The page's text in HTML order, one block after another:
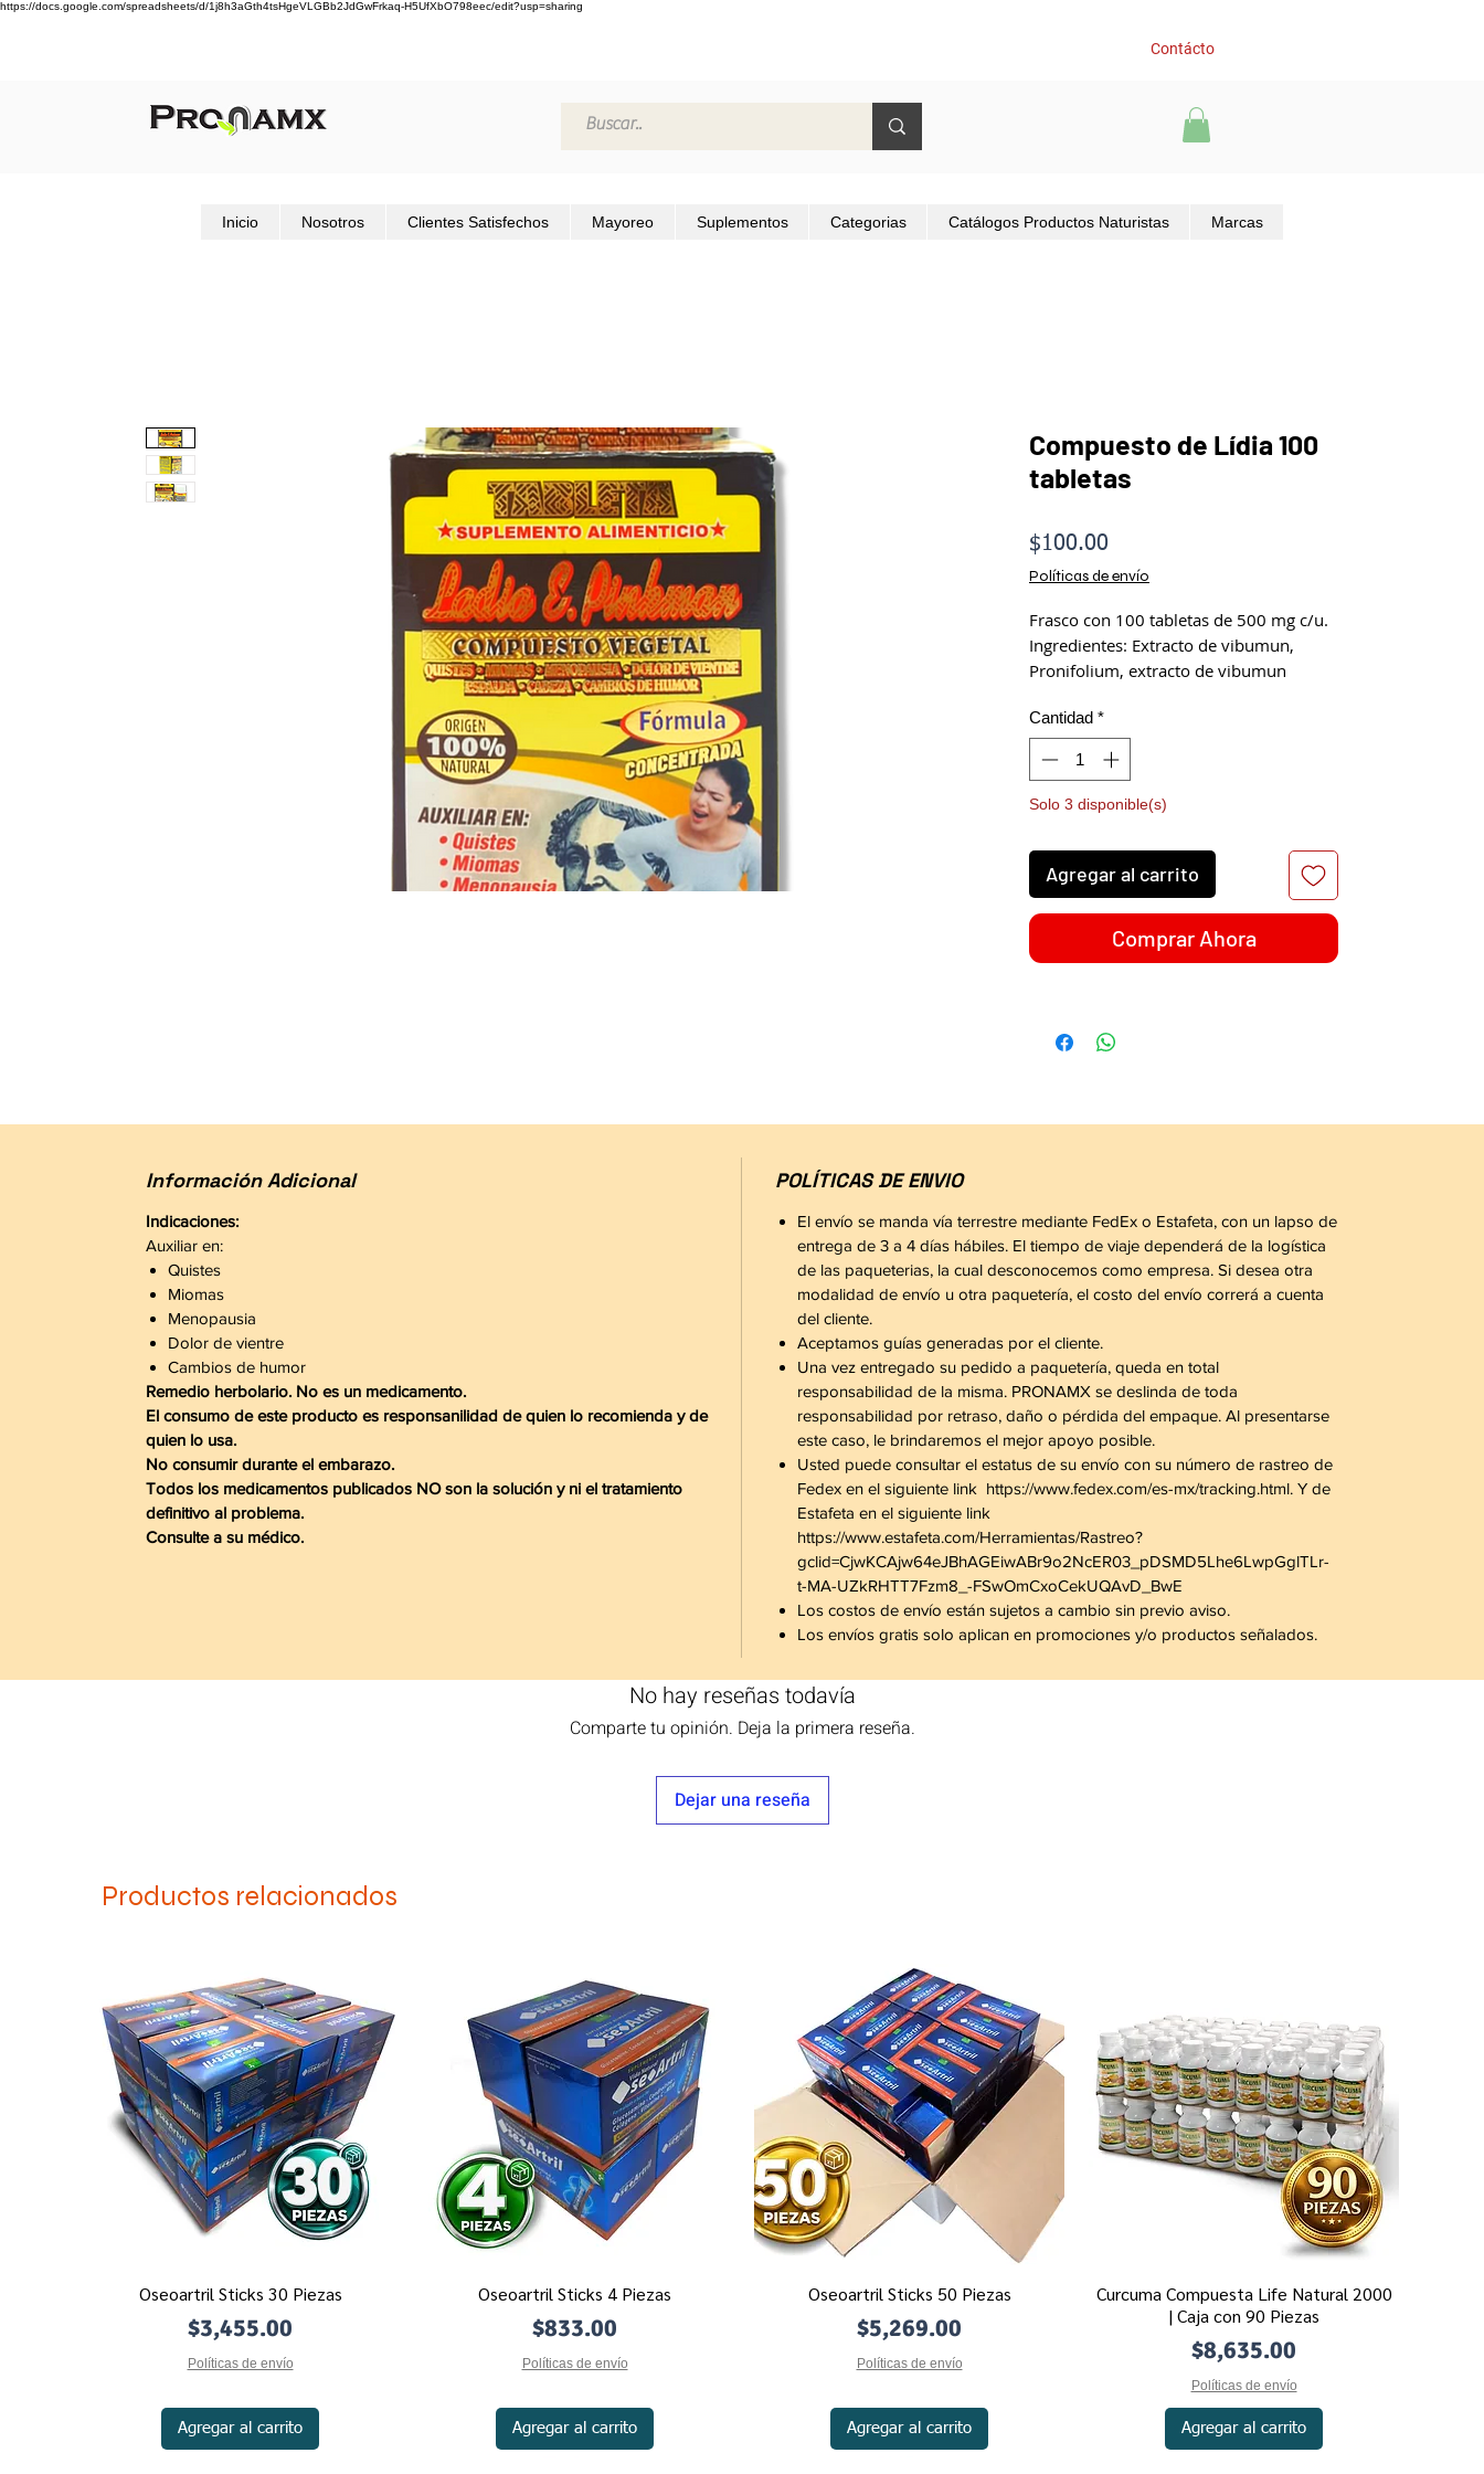
https://docs.google.com/spreadsheets/d/1j8h3aGth4tsHgeVLGBb2JdGwFrkaq-H5UfXbO798eec/edit?usp=sharing
Contácto
Inicio Nosotros Clientes Satisfechos Mayoreo Suplementos Categorias Catálogos Productos Naturistas Marcas
Compuesto de Lídia 100
tabletas
$100.00
Políticas de envío
Frasco con 100 tabletas de 500 mg c/u.
Ingredientes: Extracto de vibumun,
Pronifolium, extracto de vibumun
(Correctivo), Extracto de sasafrás
(Correctivo), Vitamina C, Vitamina D,
Alcohol etílico, Estearato de magnesio y
exipientes.
Cantidad *
Solo 3 disponible(s)
Agregar al carrito
Comprar Ahora
Información Adicional
Indicaciones:
Auxiliar en:
Quistes
Miomas
Menopausia
Dolor de vientre
Cambios de humor
Remedio herbolario. No es un medicamento.
El consumo de este producto es responsanilidad de quien lo recomienda y de
quien lo usa.
No consumir durante el embarazo.
Todos los medicamentos publicados NO son la solución y ni el tratamiento
definitivo al problema.
Consulte a su médico.
POLÍTICAS DE ENVIO
El envío se manda vía terrestre mediante FedEx o Estafeta, con un lapso de
entrega de 3 a 4 días hábiles. El tiempo de viaje dependerá de la logística
de las paqueterias, la cual desconocemos como empresa. Si desea otra
modalidad de envío u otra paquetería, el costo del envío correrá a cuenta
del cliente.
Aceptamos guías generadas por el cliente.
Una vez entregado su pedido a paquetería, queda en total
responsabilidad de la misma. PRONAMX se deslinda de toda
responsabilidad por retraso, daño o pérdida del empaque. Al presentarse
este caso, le brindaremos el mejor apoyo posible.
Usted puede consultar el estatus de su envío con su número de rastreo de
Fedex en el siguiente link https://www.fedex.com/es-mx/tracking.html. Y de
Estafeta en el siguiente link
https://www.estafeta.com/Herramientas/Rastreo?
gclid=CjwKCAjw64eJBhAGEiwABr9o2NcER03_pDSMD5Lhe6LwpGglTLr-
t-MA-UZkRHTT7Fzm8_-FSwOmCxoCekUQAvD_BwE
Los costos de envío están sujetos a cambio sin previo aviso.
Los envíos gratis solo aplican en promociones y/o productos señalados.
No hay reseñas todavía
Comparte tu opinión. Deja la primera reseña.
Dejar una reseña
Productos relacionados
Vista rápida
Oseoartril Sticks 30 Piezas
Precio
$3,455.00
Políticas de envío
Agregar al carrito
Vista rápida
Oseoartril Sticks 4 Piezas
Precio
$833.00
Políticas de envío
Agregar al carrito
Vista rápida
Oseoartril Sticks 50 Piezas
Precio
$5,269.00
Políticas de envío
Agregar al carrito
Vista rápida
Curcuma Compuesta Life Natural 2000
| Caja con 90 Piezas
Precio
$8,635.00
Políticas de envío
Agregar al carrito